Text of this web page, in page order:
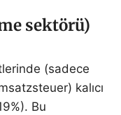
sektörü)
(sadece
kalıcı
Bu